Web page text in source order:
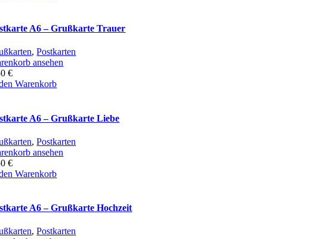
A6 – Grußkarte Trauer
,Postkarten
ansehen
€
Warenkorb
A6 – Grußkarte Liebe
,Postkarten
ansehen
€
Warenkorb
A6 – Grußkarte Hochzeit
,Postkarten